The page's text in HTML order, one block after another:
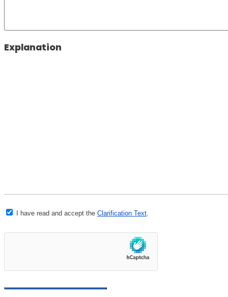
Explanation
I have read and accept the Clarification Text.